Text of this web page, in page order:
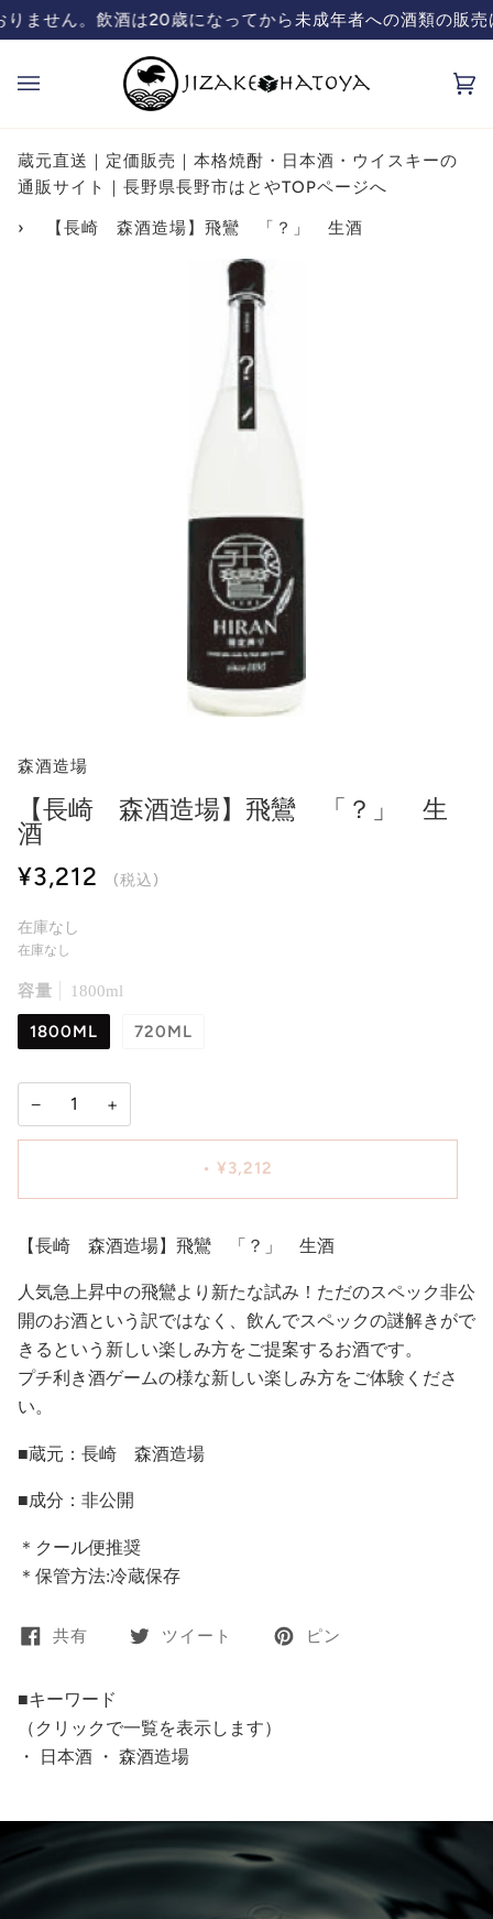
コ
ン
ツ
ら未成年者への酒類の販売は致しておりません。飲酒は20
蔵元直送の日本酒、焼
カ
ー
蔵元直送｜定価販売｜本格焼酎・日本酒・ウイスキーの
通販サイト｜長野県長野市はとやTOPページへ
› 【長崎 森酒造場】飛鸞 「？」 生酒
森酒造場
【長崎 森酒造場】飛鸞 「？」 生
酒
¥3,212 (税込)
在庫なし
在庫なし
容量 1800ml
1800ML 720ML
− +
• ¥3,212
【長崎 森酒造場】飛鸞 「？」 生酒
人気急上昇中の飛鸞より新たな試み！ただのスペック非公
開のお酒という訳ではなく、飲んでスペックの謎解きがで
きるという新しい楽しみ方をご提案するお酒です。
プチ利き酒ゲームの様な新しい楽しみ方をご体験くださ
い。
■蔵元：長崎 森酒造場
■成分：非公開
＊クール便推奨
＊保管方法:冷蔵保存
共有 ツイート ピン
■キーワード
（クリックで一覧を表示します）
・
日本酒 ・ 森酒造場